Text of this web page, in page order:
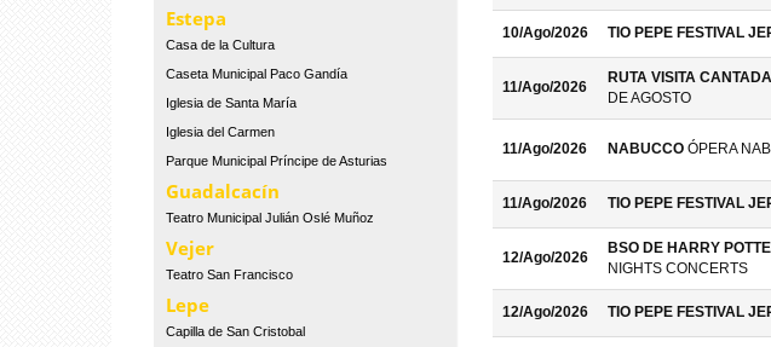
Estepa
Casa de la Cultura
Caseta Municipal Paco Gandía
Iglesia de Santa María
Iglesia del Carmen
Parque Municipal Príncipe de Asturias
Guadalcacín
Teatro Municipal Julián Oslé Muñoz
Vejer
Teatro San Francisco
Lepe
Capilla de San Cristobal
10/Ago/2026 TIO PEPE FESTIVAL
11/Ago/2026
RUTA VISITA
DE AGOSTO
11/Ago/2026 NABUCCO ÓPERA
11/Ago/2026 TIO PEPE FESTIVAL
12/Ago/2026
BSO DE HARRY
NIGHTS CONCERTS
12/Ago/2026 TIO PEPE FESTIVAL